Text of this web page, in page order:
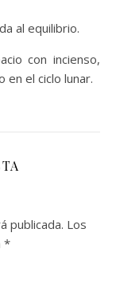
al equilibrio.
con incienso,
en el ciclo lunar.
publicada. Los
*